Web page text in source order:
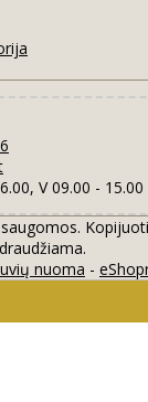
V 09.00 - 15.00
nuoma -